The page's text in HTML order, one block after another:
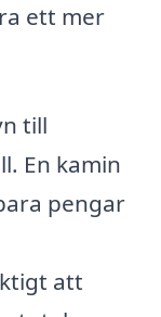
ett mer
till
En kamin
pengar
att